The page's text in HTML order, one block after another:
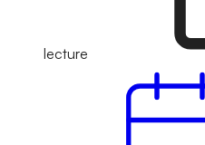
lecture